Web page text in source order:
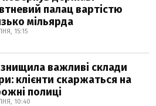
палац вартістю
мільярда
15:15
важливі склади
клієнти скаржаться на
полиці
10:40